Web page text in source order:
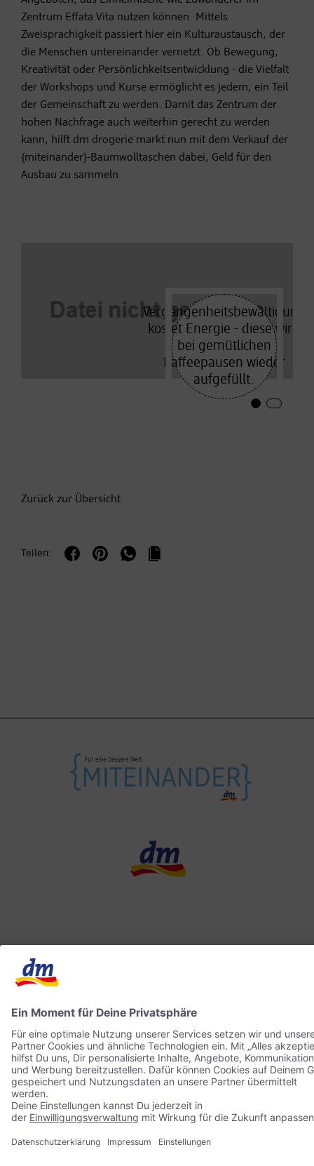
Zentrum Effata Vita nutzen können. Mittels
Zweisprachigkeit passiert hier ein Kulturaustausch, der
die Menschen untereinander vernetzt. Ob Bewegung,
Kreativität oder Persönlichkeitsentwicklung - die Vielfalt
der Workshops und Kurse ermöglicht es jedem, ein Teil
der Gemeinschaft zu werden. Damit das Zentrum der
hohen Nachfrage auch weiterhin gerecht zu werden
kann, hilft dm drogerie markt nun mit dem Verkauf der
{miteinander}-Baumwolltaschen dabei, Geld für den
Ausbau zu sammeln.
Vergangenheitsbewältigung
kostet Energie - diese wird
bei gemütlichen
Kaffeepausen wieder
aufgefüllt.
Zurück zur Übersicht
Teilen:
Kontakt
© 2026 dm drogerie markt GmbH